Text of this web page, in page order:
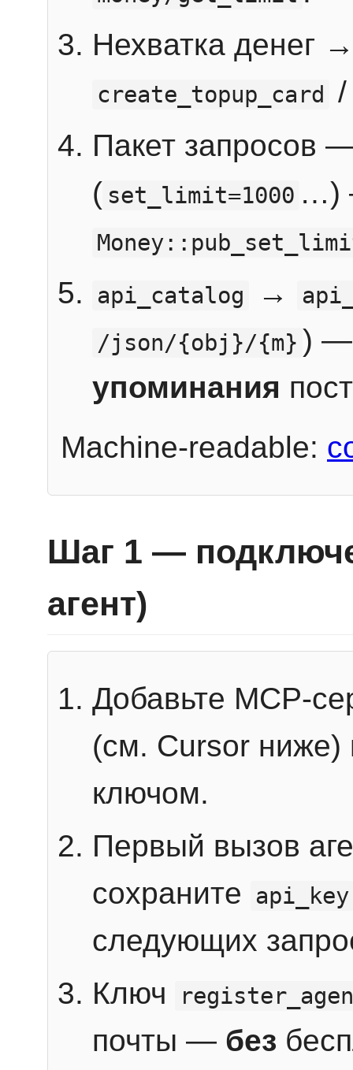
Нехватка денег
create_topup_card
Пакет запросов
( set_limit=1000 …)
api_catalog
→
/json/{obj}/{m} ) —
упоминания
Machine-readable:
Шаг 1 —
агент)
Добавьте MCP-
(см. Cursor ниже)
ключом.
Первый вызов
сохраните
api_key
следующих
Ключ
почты — без